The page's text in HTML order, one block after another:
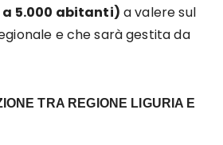
5.000 abitanti) a valere sul
e che sarà gestita da
TRA REGIONE LIGURIA E